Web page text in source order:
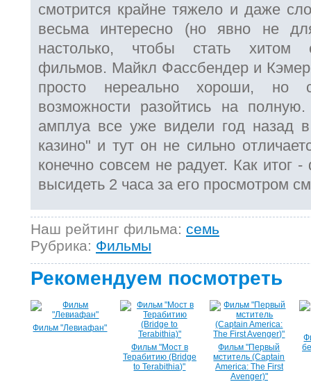
смотрится крайне тяжело и даже
весьма интересно (но явно не
настолько, чтобы стать хитом
фильмов. Майкл Фассбендер и
просто нереально хороши,
возможности разойтись на
амплуа все уже видели год назад
казино" и тут он не сильно
конечно совсем не радует. Как итог
высидеть 2 часа за его просмотром
Наш рейтинг фильма: семь
Рубрика: Фильмы
Рекомендуем посмотреть
Фильм "Левиафан"
Фильм "Мост в
Терабитию (Bridge
to Terabithia)"
Фильм "Первый
мститель (Captain
America: The First
Avenger)"